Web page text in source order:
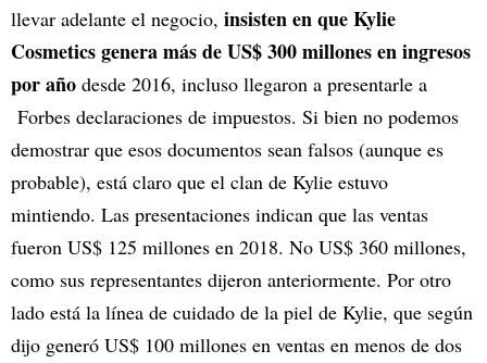
llevar adelante el negocio, insisten en que Kylie
Cosmetics genera más de US$ 300 millones en ingresos
por año desde 2016, incluso llegaron a presentarle a
Forbes declaraciones de impuestos. Si bien no podemos
demostrar que esos documentos sean falsos (aunque es
probable), está claro que el clan de Kylie estuvo
mintiendo. Las presentaciones indican que las ventas
fueron US$ 125 millones en 2018. No US$ 360 millones,
como sus representantes dijeron anteriormente. Por otro
lado está la línea de cuidado de la piel de Kylie, que según
dijo generó US$ 100 millones en ventas en menos de dos